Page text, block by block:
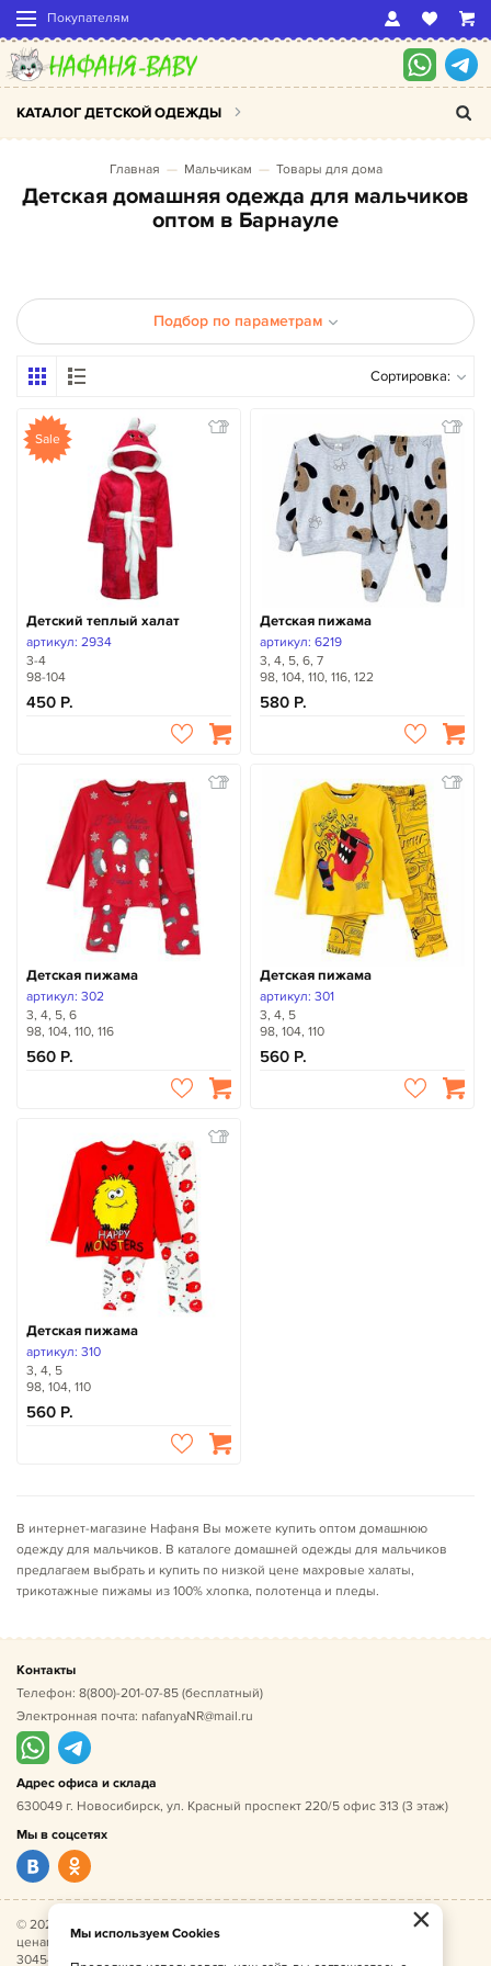
Покупателям
КАТАЛОГ ДЕТСКОЙ ОДЕЖДЫ
Главная Мальчикам Товары для дома
Детская домашняя одежда для мальчиков
оптом в Барнауле
Подбор по параметрам
Сортировка:
Sale
Детский теплый халат
артикул: 2934
3-4
98-104
450
Детская пижама
артикул: 6219
3, 4, 5, 6, 7
98, 104, 110, 116, 122
580
Детская пижама
артикул: 302
3, 4, 5, 6
98, 104, 110, 116
560
Детская пижама
артикул: 301
3, 4, 5
98, 104, 110
560
Детская пижама
артикул: 310
3, 4, 5
98, 104, 110
560
В интернет-магазине Нафаня Вы можете купить оптом домашнюю
одежду для мальчиков. В каталоге домашней одежды для мальчиков
предлагаем выбрать и купить по низкой цене махровые халаты,
трикотажные пижамы из 100% хлопка, полотенца и пледы.
Контакты
Телефон: 8(800)-201-07-85 (бесплатный)
Электронная почта: nafanyaNR@mail.ru
Адрес офиса и склада
630049 г. Новосибирск, ул. Красный проспект 220/5 офис 313 (3 этаж)
Мы в соцсетях
© 2026 Нафаня — оптовые поставки детской одежды по
ценам производителя. ИНН 541005493544, ОГРН
304541027500052.
×
Мы используем Cookies